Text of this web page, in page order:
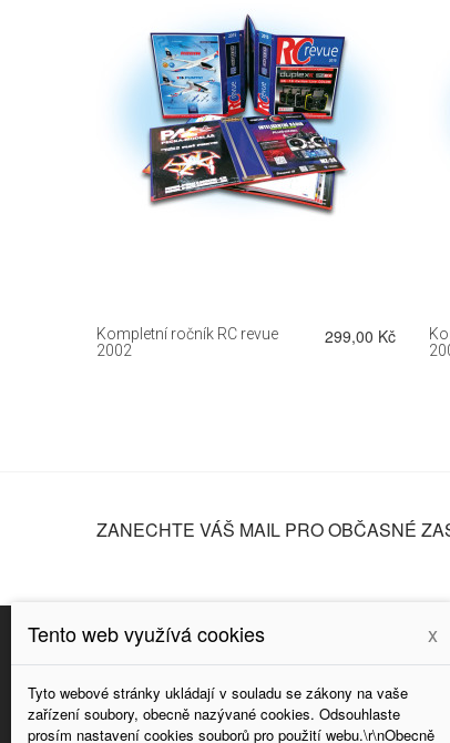
Kompletní ročník RC revue
2002
299,00 Kč
DETAIL
ZANECHTE VÁŠ MAIL PRO OBČASNÉ
NAPIŠTE NÁM
Tento web využívá cookies x
Tyto webové stránky ukládají v souladu se zákony na vaše
zařízení soubory, obecně nazývané cookies. Odsouhlaste
prosím nastavení cookies souborů pro použití webu.\r\nObecně